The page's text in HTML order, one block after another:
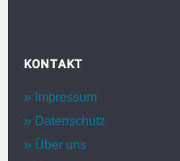
KONTAKT
Impressum
Datenschutz
Über uns